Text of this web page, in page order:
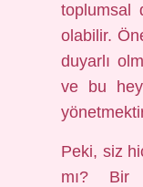
toplumsal
olabilir.
duyarlı
ve bu
Peki, siz
mı? Bir